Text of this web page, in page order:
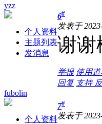
yzz
个人资料
主题列表
发消息
6#
发表于
谢谢
举报 使用
回复 支持
fubolin
个人资料
7#
发表于